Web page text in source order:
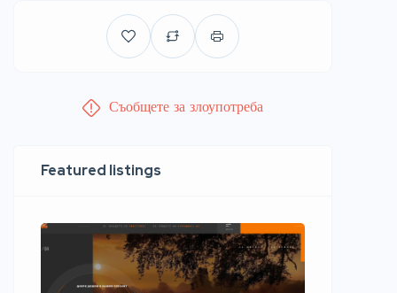
Съобщете за злоупотреба
Featured listings